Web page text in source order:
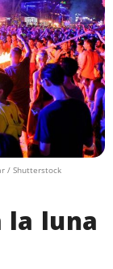
/ Shutterstock
la luna